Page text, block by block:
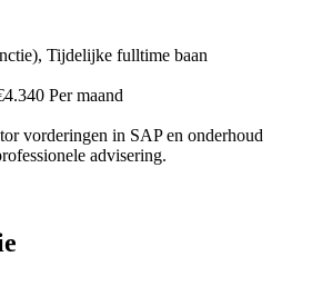
Tijdelijke fulltime baan
Per maand
vorderingen in SAP en onderhoud
advisering.